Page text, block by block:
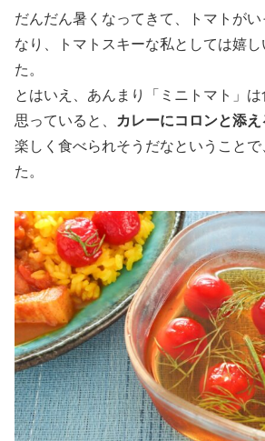
だんだん暑くなってきて、トマトが
なり、トマトスキーな私としては嬉
た。
とはいえ、あんまり「ミニトマト」
思っていると、
カレーにコロンと添
楽しく食べられそうだなということ
た。